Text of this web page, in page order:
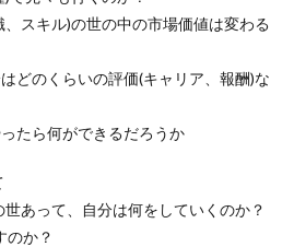
スキル)の世の中の市場価値は変わる
どのくらいの評価(キャリア、報酬)な
たら何ができるだろうか
あって、自分は何をしていくのか？
のか？